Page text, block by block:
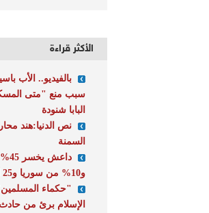
الأكثر قراءة
بالفيديو.. الأب
سبب منع "متى المسكين"
البابا شنودة
نص الدنيا:هند
السمنة
داعش
"حكماء المسلمين"
الإسلام برئ من حادث